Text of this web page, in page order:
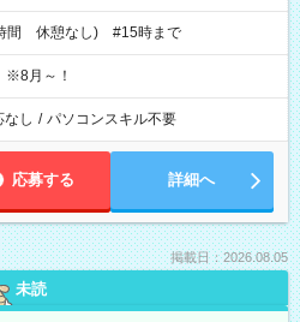
間 休憩なし) #15時まで
※8月～！
なし / パソコンスキル不要
応募する 詳細へ
掲載日：2026.08.05
未読